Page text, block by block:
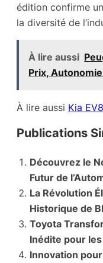
édition confirme
la diversité de
À lire aussi
Prix,
À lire aussi Kia
Publications
Découvrez le
Futur de
La Révolution
Historique de
Toyota
Inédite pour
Innovation